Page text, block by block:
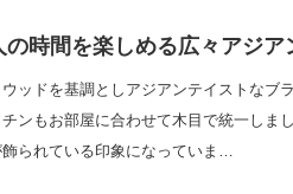
の時間を楽しめる広々アジ
ッドを基調としアジアンテイストなブ
ンもお部屋に合わせて木目で統一しま
られている印象になっていま…